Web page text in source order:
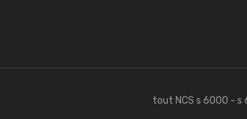
tout NCS s 6000 - s